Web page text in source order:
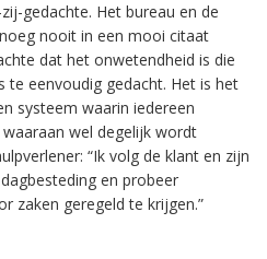
gedachte. Het bureau en de
nooit in een mooi citaat
dat het onwetendheid is die
te eenvoudig gedacht. Het is het
systeem waarin iedereen
wel degelijk wordt
“Ik volg de klant en zijn
en probeer
zaken geregeld te krijgen.”